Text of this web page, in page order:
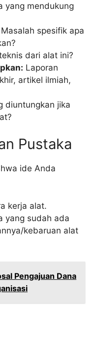
yang mendukung
Masalah spesifik apa
dari alat ini?
Laporan
artikel ilmiah,
diuntungkan jika
Pustaka
ide Anda
kerja alat.
yang sudah ada
kebaruan alat
Pengajuan Dana